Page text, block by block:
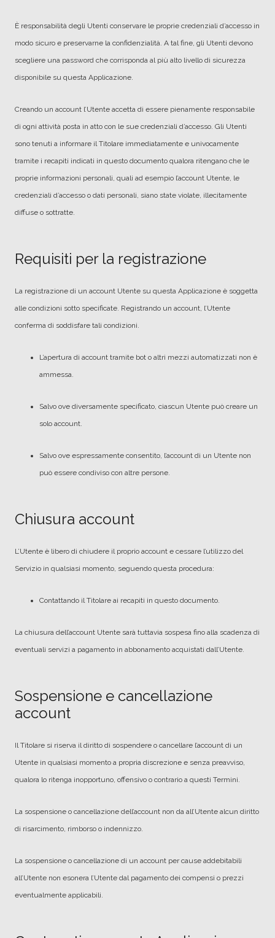
È responsabilità degli Utenti conservare le proprie credenziali d’accesso in
modo sicuro e preservarne la confidenzialità. A tal fine, gli Utenti devono
scegliere una password che corrisponda al più alto livello di sicurezza
disponibile su questa Applicazione.
Creando un account l’Utente accetta di essere pienamente responsabile
di ogni attività posta in atto con le sue credenziali d’accesso. Gli Utenti
sono tenuti a informare il Titolare immediatamente e univocamente
tramite i recapiti indicati in questo documento qualora ritengano che le
proprie informazioni personali, quali ad esempio l’account Utente, le
credenziali d’accesso o dati personali, siano state violate, illecitamente
diffuse o sottratte.
Requisiti per la registrazione
La registrazione di un account Utente su questa Applicazione è soggetta
alle condizioni sotto specificate. Registrando un account, l’Utente
conferma di soddisfare tali condizioni.
L’apertura di account tramite bot o altri mezzi automatizzati non è
ammessa.
Salvo ove diversamente specificato, ciascun Utente può creare un
solo account.
Salvo ove espressamente consentito, l’account di un Utente non
può essere condiviso con altre persone.
Chiusura account
L’Utente è libero di chiudere il proprio account e cessare l’utilizzo del
Servizio in qualsiasi momento, seguendo questa procedura:
Contattando il Titolare ai recapiti in questo documento.
La chiusura dell’account Utente sarà tuttavia sospesa fino alla scadenza di
eventuali servizi a pagamento in abbonamento acquistati dall’Utente.
Sospensione e cancellazione
account
Il Titolare si riserva il diritto di sospendere o cancellare l’account di un
Utente in qualsiasi momento a propria discrezione e senza preavviso,
qualora lo ritenga inopportuno, offensivo o contrario a questi Termini.
La sospensione o cancellazione dell’account non da all’Utente alcun diritto
di risarcimento, rimborso o indennizzo.
La sospensione o cancellazione di un account per cause addebitabili
all’Utente non esonera l’Utente dal pagamento dei compensi o prezzi
eventualmente applicabili.